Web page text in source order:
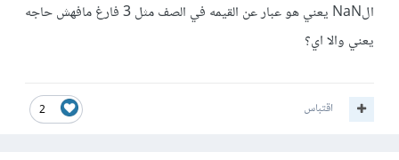
الNaN يعني هو عبار عن القيمه في الصف مثل 3 فارغ مافهش حاجه
يعني والا اي؟
2 اقتباس